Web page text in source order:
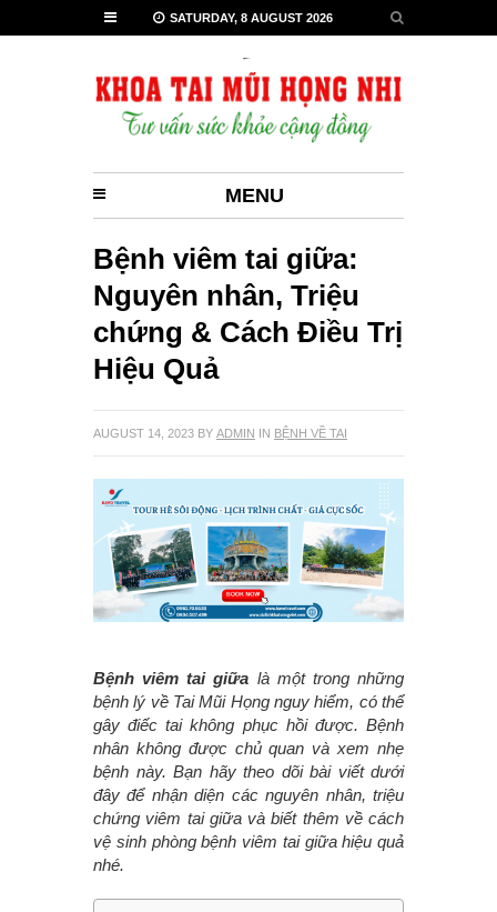
SATURDAY, 8 AUGUST 2026
MENU
Bệnh viêm tai giữa:
Nguyên nhân, Triệu
chứng & Cách Điều Trị
Hiệu Quả
AUGUST 14, 2023 BY ADMIN IN BỆNH VỀ TAI
Bệnh viêm tai giữa là một trong những
bệnh lý về Tai Mũi Họng nguy hiểm, có thể
gây điếc tai không phục hồi được. Bệnh
nhân không được chủ quan và xem nhẹ
bệnh này. Bạn hãy theo dõi bài viết dưới
đây để nhận diện các nguyên nhân, triệu
chứng viêm tai giữa và biết thêm về cách
vệ sinh phòng bệnh viêm tai giữa hiệu quả
nhé.